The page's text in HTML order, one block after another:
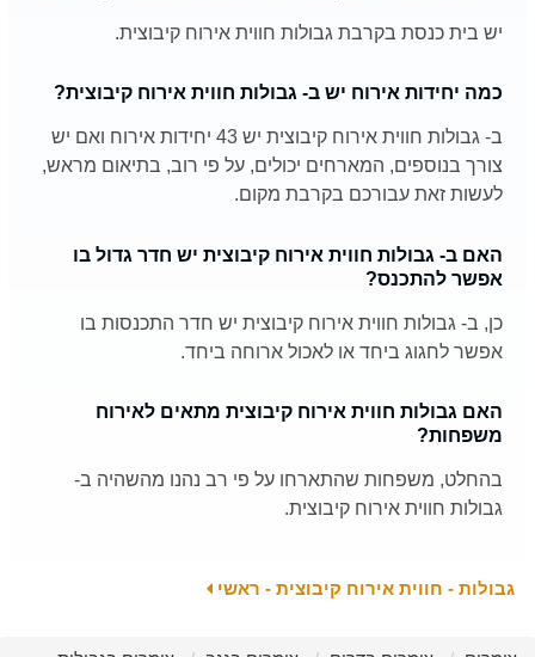
יש בית כנסת בקרבת גבולות חווית אירוח קיבוצית.
כמה יחידות אירוח יש ב- גבולות חווית אירוח קיבוצית?
ב- גבולות חווית אירוח קיבוצית יש 43 יחידות אירוח ואם יש
צורך בנוספים, המארחים יכולים, על פי רוב, בתיאום מראש,
לעשות זאת עבורכם בקרבת מקום.
האם ב- גבולות חווית אירוח קיבוצית יש חדר גדול בו
אפשר להתכנס?
כן, ב- גבולות חווית אירוח קיבוצית יש חדר התכנסות בו
אפשר לחגוג ביחד או לאכול ארוחה ביחד.
האם גבולות חווית אירוח קיבוצית מתאים לאירוח
משפחות?
בהחלט, משפחות שהתארחו על פי רב נהנו מהשהיה ב-
גבולות חווית אירוח קיבוצית.
גבולות - חווית אירוח קיבוצית - ראשי